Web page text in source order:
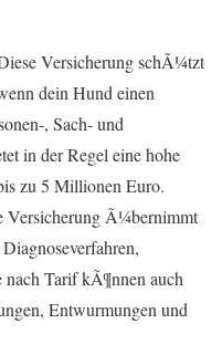
Versicherung schÃ¼tzt
dein Hund einen
, Sach- und
in der Regel eine hohe
zu 5 Millionen Euro.
Versicherung Ã¼bernimmt
Tarif kÃ¶nnen auch
Entwurmungen und